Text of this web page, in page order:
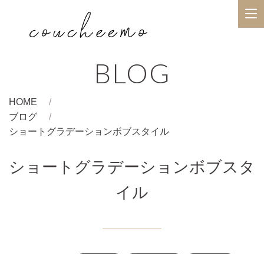
BLOG
HOME
ブログ
ショートグラデーションボブスタイル
ショートグラデーションボブスタ
イル